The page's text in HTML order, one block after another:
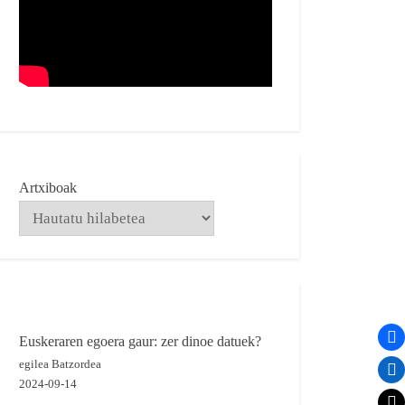
Artxiboak
Euskeraren egoera gaur: zer dinoe datuek?
egilea Batzordea
2024-09-14